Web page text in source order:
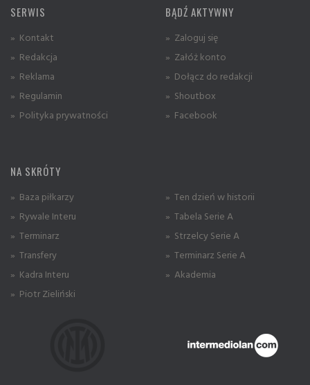
SERWIS
» Kontakt
» Redakcja
» Reklama
» Regulamin
» Polityka prywatności
BĄDŹ AKTYWNY
» Zaloguj się
» Załóż konto
» Dołącz do redakcji
» Shoutbox
» Facebook
NA SKRÓTY
» Baza piłkarzy
» Rywale Interu
» Terminarz
» Transfery
» Kadra Interu
» Piotr Zieliński
» Ten dzień w historii
» Tabela Serie A
» Strzelcy Serie A
» Terminarz Serie A
» Akademia